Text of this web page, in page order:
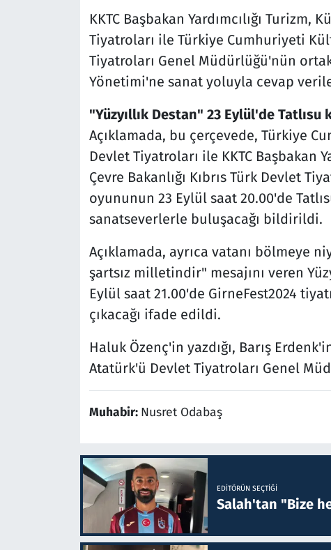
KKTC Başbakan Yardımcılığı Turizm,
Tiyatroları ile Türkiye Cumhuriyeti
Tiyatroları Genel Müdürlüğü'nün
Yönetimi'ne sanat yoluyla cevap
"Yüzyıllık Destan" 23 Eylül'de Tatlısu
Açıklamada, bu çerçevede, Türkiye
Devlet Tiyatroları ile KKTC Başbakan
Çevre Bakanlığı Kıbrıs Türk Devlet
oyununun 23 Eylül saat 20.00'de
sanatseverlerle buluşacağı bildirildi.
Açıklamada, ayrıca vatanı bölmeye
şartsız milletindir" mesajını veren
Eylül saat 21.00'de GirneFest2024
çıkacağı ifade edildi.
Haluk Özenç'in yazdığı, Barış
Atatürk'ü Devlet Tiyatroları Genel
Muhabir: Nusret Odabaş
EDITÖRÜN SEÇTIĞI
Salah'tan "Bize